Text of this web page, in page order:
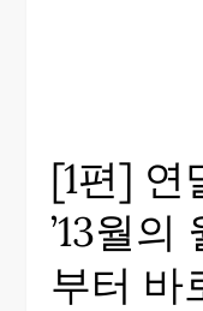
[1편] 연
’13월의
부터 바